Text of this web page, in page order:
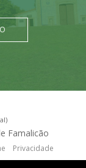
Famalicão
Privacidade